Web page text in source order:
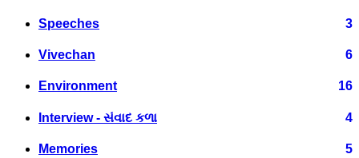
Speeches 3
Vivechan 6
Environment 16
Interview - સંવાદ કળા 4
Memories 5